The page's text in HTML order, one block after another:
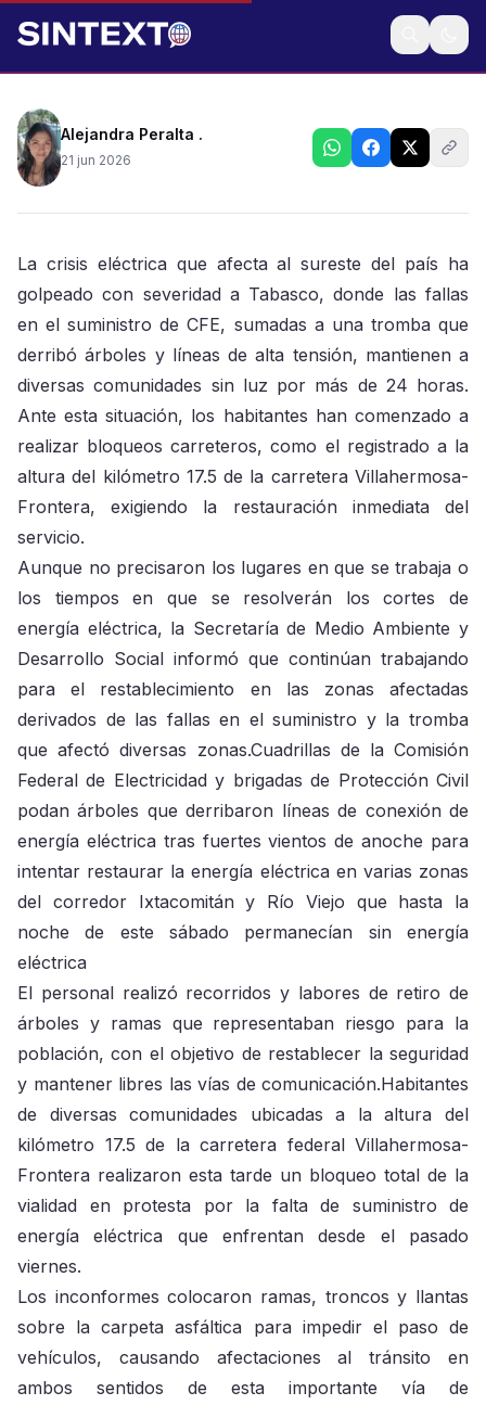
restablecimiento que en algunos casos ya rebasaba
Alejandra Peralta .
21 jun 2026
La crisis eléctrica que afecta al sureste del país ha
golpeado con severidad a Tabasco, donde las fallas
en el suministro de CFE, sumadas a una tromba que
derribó árboles y líneas de alta tensión, mantienen a
diversas comunidades sin luz por más de 24 horas.
Ante esta situación, los habitantes han comenzado a
realizar bloqueos carreteros, como el registrado a la
altura del kilómetro 17.5 de la carretera Villahermosa-
Frontera, exigiendo la restauración inmediata del
servicio.
Aunque no precisaron los lugares en que se trabaja o
los tiempos en que se resolverán los cortes de
energía eléctrica, la Secretaría de Medio Ambiente y
Desarrollo Social informó que continúan trabajando
para el restablecimiento en las zonas afectadas
derivados de las fallas en el suministro y la tromba
que afectó diversas zonas.Cuadrillas de la Comisión
Federal de Electricidad y brigadas de Protección Civil
podan árboles que derribaron líneas de conexión de
energía eléctrica tras fuertes vientos de anoche para
intentar restaurar la energía eléctrica en varias zonas
del corredor Ixtacomitán y Río Viejo que hasta la
noche de este sábado permanecían sin energía
eléctrica
El personal realizó recorridos y labores de retiro de
árboles y ramas que representaban riesgo para la
población, con el objetivo de restablecer la seguridad
y mantener libres las vías de comunicación.Habitantes
de diversas comunidades ubicadas a la altura del
kilómetro 17.5 de la carretera federal Villahermosa-
Frontera realizaron esta tarde un bloqueo total de la
vialidad en protesta por la falta de suministro de
energía eléctrica que enfrentan desde el pasado
viernes.
Los inconformes colocaron ramas, troncos y llantas
sobre la carpeta asfáltica para impedir el paso de
vehículos, causando afectaciones al tránsito en
ambos sentidos de esta importante vía de